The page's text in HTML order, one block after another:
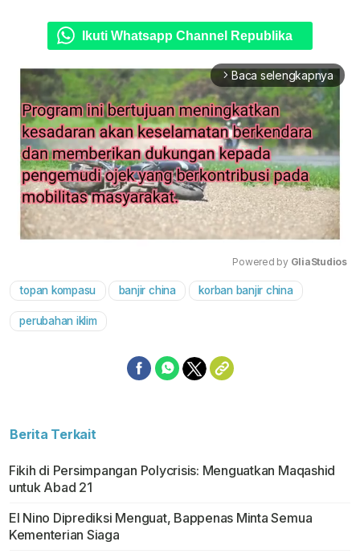
Ikuti Whatsapp Channel Republika
arrow_forward_ios Baca selengkapnya
Mute
Powered by GliaStudios
topan kompasu banjir china korban banjir china
perubahan iklim
Berita Terkait
Fikih di Persimpangan Polycrisis: Menguatkan Maqashid
untuk Abad 21
El Nino Diprediksi Menguat, Bappenas Minta Semua
Kementerian Siaga